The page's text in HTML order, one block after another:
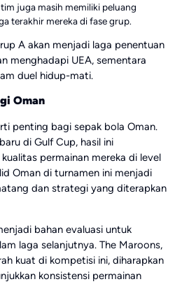
tim juga masih memiliki peluang
terakhir mereka di fase grup.
A akan menjadi laga penentuan
menghadapi UEA, sementara
duel hidup-mati.
Oman
penting bagi sepak bola Oman.
di Gulf Cup, hasil ini
permainan mereka di level
Oman di turnamen ini menjadi
dan strategi yang diterapkan
bahan evaluasi untuk
laga selanjutnya. The Maroons,
kuat di kompetisi ini, diharapkan
konsistensi permainan